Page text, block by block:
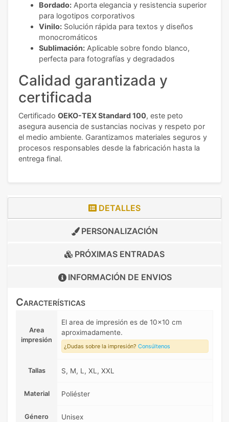
Bordado: Aporta elegancia y resistencia superior
para logotipos corporativos
Vinilo: Solución rápida para textos y diseños
monocromáticos
Sublimación: Aplicable sobre fondo blanco,
perfecta para fotografías y degradados
Calidad garantizada y
certificada
Certificado OEKO-TEX Standard 100, este peto
asegura ausencia de sustancias nocivas y respeto por
el medio ambiente. Garantizamos materiales seguros y
procesos responsables desde la fabricación hasta la
entrega final.
DETALLES
PERSONALIZACIÓN
PRÓXIMAS ENTRADAS
INFORMACIÓN DE ENVIOS
Características
Area
impresión
El area de impresión es de 10x10 cm
aproximadamente.
¿Dudas sobre la impresión? Consúltenos
Tallas S, M, L, XL, XXL
Material Poliéster
Género Unisex